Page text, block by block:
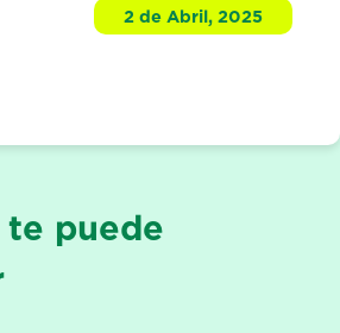
2 de Abril, 2025
te puede